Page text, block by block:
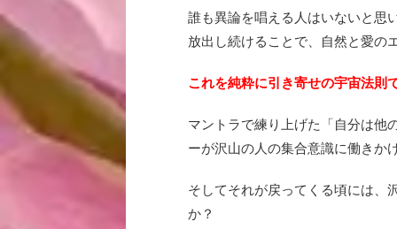
誰も異論を唱える人はいないと思
放出し続けることで、
自然と愛の
これを純粋に引き寄せの宇宙法則
マントラで練り上げた「自分は他
ーが沢山の人の集合意識に働きか
そしてそれが戻ってくる頃には、
か？